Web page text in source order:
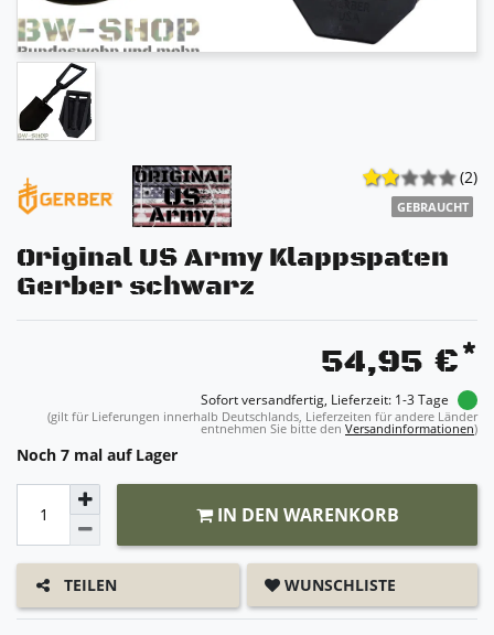
(2)
GEBRAUCHT
Original US Army Klappspaten
Gerber schwarz
54,95 €*
Sofort versandfertig, Lieferzeit: 1-3 Tage
(gilt für Lieferungen innerhalb Deutschlands, Lieferzeiten für andere Länder
entnehmen Sie bitte den Versandinformationen)
Noch 7 mal auf Lager
IN DEN WARENKORB
TEILEN WUNSCHLISTE